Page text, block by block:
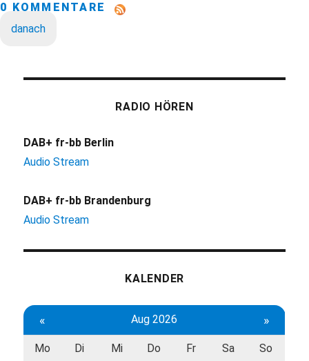
0 KOMMENTARE
danach
RADIO HÖREN
DAB+ fr-bb Berlin
Audio Stream
DAB+ fr-bb Brandenburg
Audio Stream
KALENDER
« Aug 2026 »
Mo Di Mi Do Fr Sa So